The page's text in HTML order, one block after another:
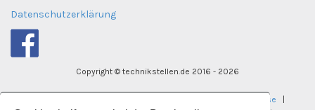
Datenschutzerklärung
Copyright © technikstellen.de 2016 - 2026
undervisningsjobb.se |